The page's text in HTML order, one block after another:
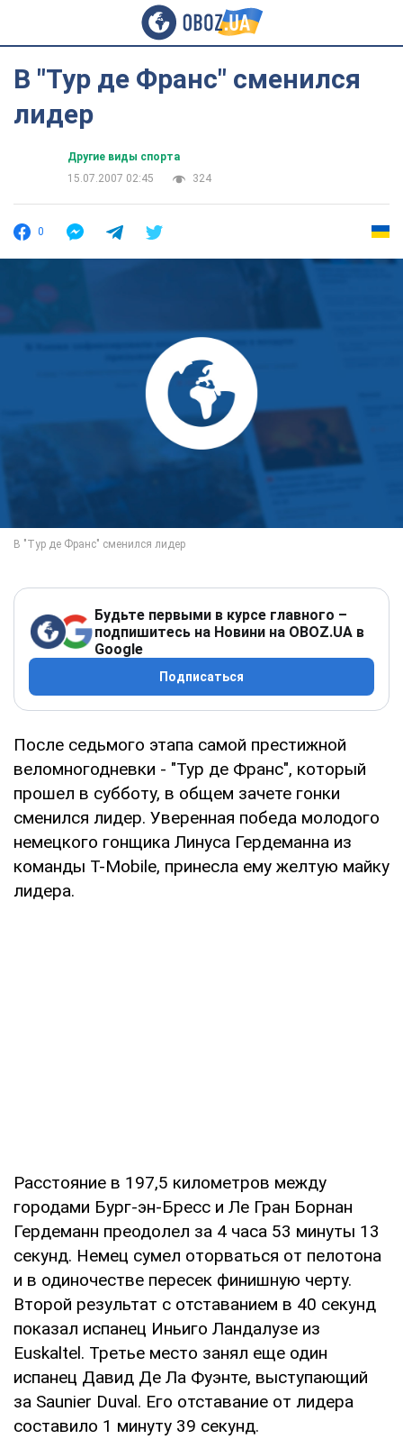
В "Тур де Франс" сменился
лидер
Другие виды спорта
15.07.2007 02:45
324
0
Будьте первыми в курсе главного –
подпишитесь на Новини на OBOZ.UA в
Google
Подписаться
После седьмого этапа самой престижной
веломногодневки - "Тур де Франс", который
прошел в субботу, в общем зачете гонки
сменился лидер. Уверенная победа молодого
немецкого гонщика Линуса Гердеманна из
команды T-Mobile, принесла ему желтую майку
лидера.
Расстояние в 197,5 километров между
городами Бург-эн-Бресс и Ле Гран Борнан
Гердеманн преодолел за 4 часа 53 минуты 13
секунд. Немец сумел оторваться от пелотона
и в одиночестве пересек финишную черту.
Второй результат с отставанием в 40 секунд
показал испанец Иньиго Ландалузе из
Euskaltel. Третье место занял еще один
испанец Давид Де Ла Фуэнте, выступающий
за Saunier Duval. Его отставание от лидера
составило 1 минуту 39 секунд.